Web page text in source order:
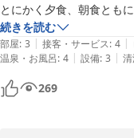
とにかく夕食、朝食とも
絶品でしたよ！
朝食のお茶漬けも楽しめ
温泉も大変気持ちよかった
お世話になりありがとう
続きを読む
部屋: 3 | 接客・サービス: 4 |
温泉・お風呂: 4 | 設備: 3 |
269